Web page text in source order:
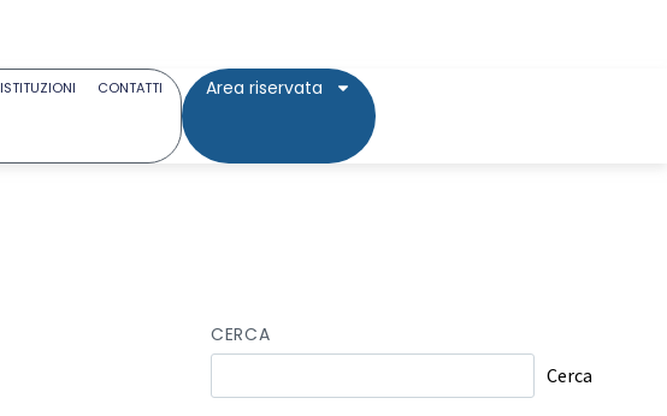
ISTITUZIONI CONTATTI Area riservata
CERCA
Cerca